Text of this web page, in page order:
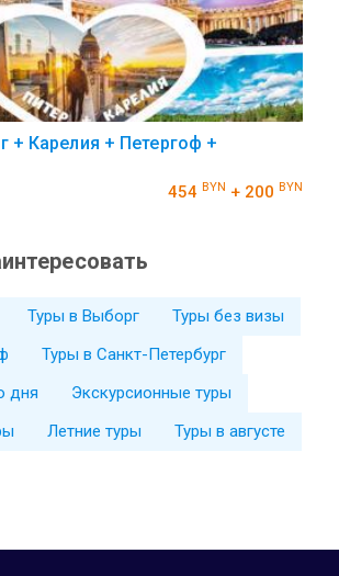
+ Карелия + Петергоф +
454 BYN + 200 BYN
Туры в Выборг
Туры без визы
Туры в Санкт-Петербург
дня
Экскурсионные туры
Летние туры Туры в августе